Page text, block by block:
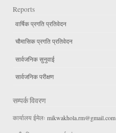
Reports
वार्षिक प्रगति प्रतिवेदन
चौमासिक प्रगति प्रतिवेदन
सार्वजनिक सुनुवाई
सार्वजनिक परीक्षण
सम्पर्क विवरण
कार्यालय ईमेलः mikwakhola.rm@gmail.com